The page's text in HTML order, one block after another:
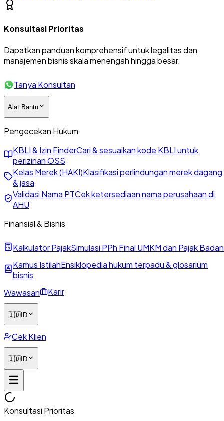
Konsultasi Prioritas
Dapatkan panduan komprehensif untuk legalitas dan
manajemen bisnis skala menengah hingga besar.
Tanya Konsultan
Alat Bantu
Pengecekan Hukum
KBLI & Izin FinderCari & sesuaikan kode KBLI untuk
perizinan OSS
Kelas Merek (HAKI)Klasifikasi perlindungan merek dagang
& jasa
Validasi Nama PTCek ketersediaan nama perusahaan di
AHU
Finansial & Bisnis
Kalkulator PajakSimulasi PPh Final UMKM dan Pajak Badan
Kamus IstilahEnsiklopedia hukum terpadu & glosarium
bisnis
Wawasan
Karir
🇮🇩ID
Cek Klien
🇮🇩ID
Konsultasi Prioritas